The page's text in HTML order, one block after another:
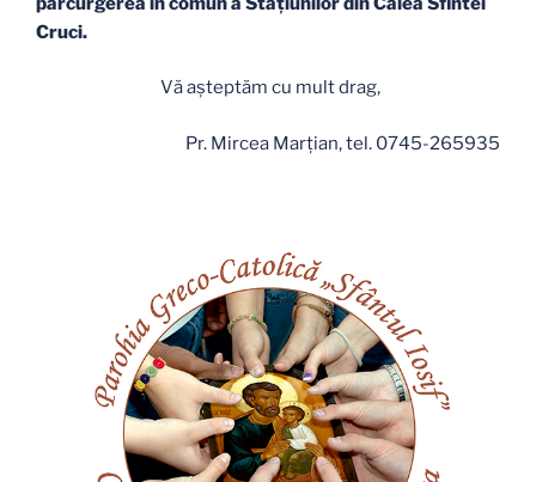
Cruci.
Vă aşteptăm cu mult drag,
Pr. Mircea Marţian, tel. 0745-265935